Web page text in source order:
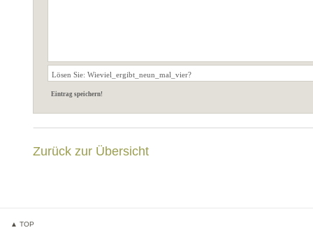
Zurück zur Übersicht
▲ TOP